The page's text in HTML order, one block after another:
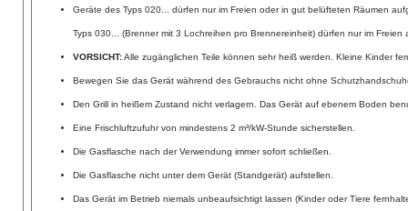
Geräte des Typs 020... dürfen nur im Freien oder in gut belüfteten Räumen
Typs 030... (Brenner mit 3 Lochreihen pro Brennereinheit) dürfen nur im Freien
VORSICHT:Alle zugänglichen Teile können sehr heiß werden. Kleine Kinder
Bewegen Sie das Gerät während des Gebrauchs nicht ohne
Den Grill in heißem Zustand nicht verlagern. Das Gerät auf ebenem Boden
Eine Frischluftzufuhr von mindestens 2 m³/kW-Stunde sicherstellen.
Die Gasflasche nach der Verwendung immer sofort schließen.
Die Gasflasche nicht unter dem Gerät (Standgerät) aufstellen.
Das Gerät im Betrieb niemals unbeaufsichtigt lassen (Kinder oder Tiere